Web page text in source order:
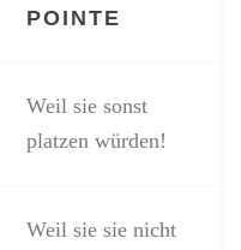
POINTE
Weil sie sonst
platzen würden!
Weil sie sie nicht